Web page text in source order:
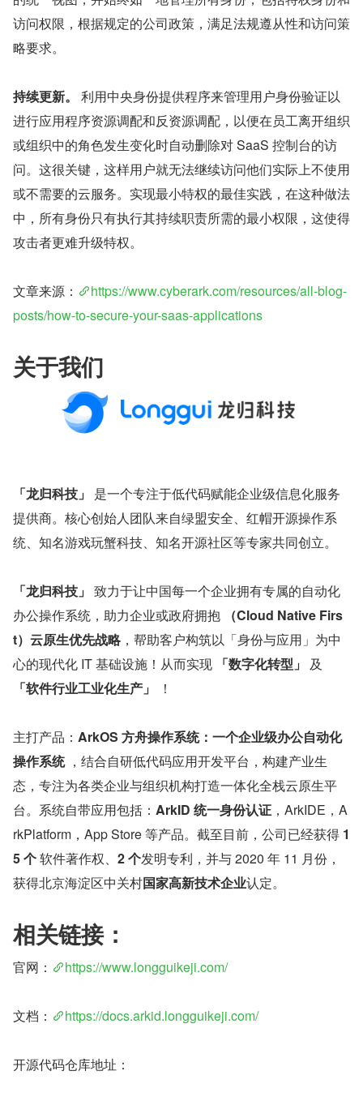
访问权限，根据规定的公司政策，满足法规遵从性和访问策
略要求。
持续更新。
利用中央身份提供程序来管理用户身份验证以
进行应用程序资源调配和反资源调配，以便在员工离开组织
或组织中的角色发生变化时自动删除对 SaaS 控制台的访
问。这很关键，这样用户就无法继续访问他们实际上不使用
或不需要的云服务。实现最小特权的最佳实践，在这种做法
中，所有身份只有执行其持续职责所需的最小权限，这使得
攻击者更难升级特权。
文章来源：
https://www.cyberark.com/resources/all-blog-
posts/how-to-secure-your-saas-applications
关于我们
「龙归科技」
是一个专注于低代码赋能企业级信息化服务
提供商。核心创始人团队来自绿盟安全、红帽开源操作系
统、知名游戏玩蟹科技、知名开源社区等专家共同创立。
「龙归科技」 致力于让中国每一个企业拥有专属的自动化
办公操作系统，助力企业或政府拥抱
（Cloud Native Firs
t）云原生优先战略，帮助客户构筑以「身份与应用」为中
心的现代化 IT 基础设施！从而实现 「数字化转型」
「软件行业工业化生产」
！
主打产品： ArkOS 方舟操作系统：一个企业级办公自动化
操作系统 ，结合自研低代码应用开发平台，构建产业生
态，专注为各类企业与组织机构打造一体化全栈云原生平
台。系统自带应用包括： ArkID 统一身份认证 ，ArkIDE，A
rkPlatform，App Store 等产品。截至目前，公司已经获得 1
5 个 软件著作权、 2 个发明专利，并与 2020 年 11 月份，
获得北京海淀区中关村国家高新技术企业认定。
相关链接：
官网： https://www.longguikeji.com/
文档： https://docs.arkid.longguikeji.com/
开源代码仓库地址：